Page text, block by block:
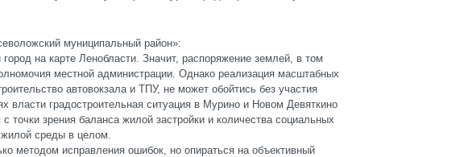
муниципальный район»:
на карте Ленобласти. Значит, распоряжение землей, в том
местной администрации. Однако реализация масштабных
автовокзала и ТПУ, не может обойтись без участия
власти градостроительная ситуация в Мурино и Новом Девяткино
точки зрения баланса жилой застройки и количества социальных
жилой среды в целом.
методом исправления ошибок, но опираться на объективный